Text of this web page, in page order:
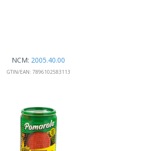
NCM: 2005.40.00
GTIN/EAN: 7896102583113